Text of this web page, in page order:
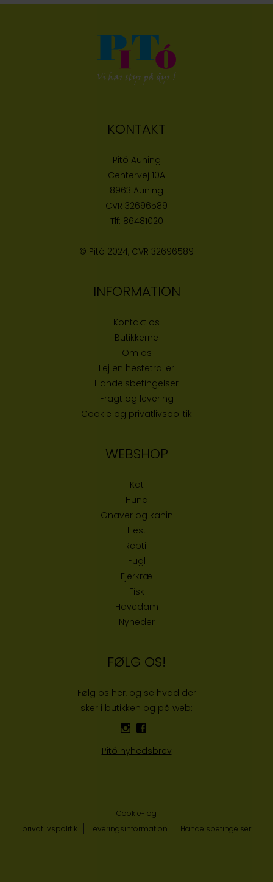
KONTAKT
Pitó Auning
Centervej 10A
8963 Auning
CVR 32696589
Tlf: 86481020
© Pitó 2024, CVR 32696589
INFORMATION
Kontakt os
Butikkerne
Om os
Lej en hestetrailer
Handelsbetingelser
Fragt og levering
Cookie og privatlivspolitik
WEBSHOP
Kat
Hund
Gnaver og kanin
Hest
Reptil
Fugl
Fjerkræ
Fisk
Havedam
Nyheder
FØLG OS!
Følg os her, og se hvad der
sker i butikken og på web:
Pitó nyhedsbrev
Cookie- og
privatlivspolitik
Leveringsinformation Handelsbetingelser